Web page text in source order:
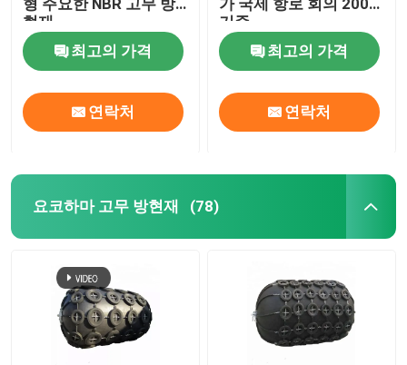
현재
최고의 가격
연락처
기준
최고의 가격
연락처
요코하마 고무 방현재 (78)